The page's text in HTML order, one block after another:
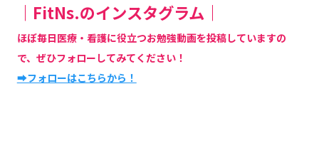
｜FitNs.のインスタグラム｜
ほぼ毎日医療・看護に役立つお勉強動画を投稿していますの
で、ぜひフォローしてみてください！
➡フォローはこちらから！